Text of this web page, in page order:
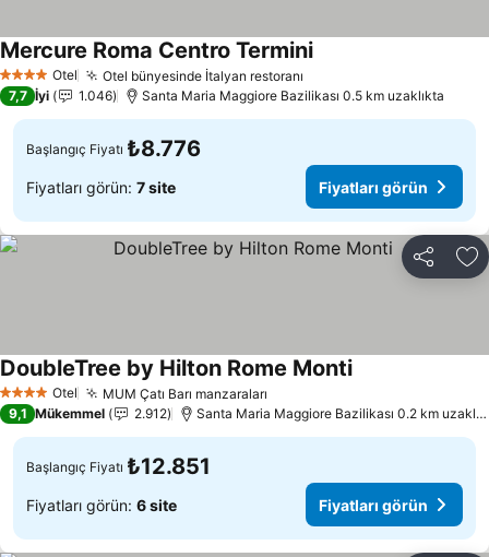
4 Yıldız Otel Otel bünyesinde İtalyan restoranı
Mercure Roma Centro TerminiFiyatları görün
7,7 İyi 1.046 Santa Maria Maggiore Bazilikası 0.5 km uzaklıkta
Başlangıç Fiyatı ₺8.776
Fiyatları görün: 7 site Fiyatları görün
Paylaş
4 Yıldız Otel MUM Çatı Barı manzaraları
DoubleTree by Hilton Rome MontiFiyatları görün
9,1 Mükemmel 2.912 Santa Maria Maggiore Bazilikası 0.2 km
Başlangıç Fiyatı ₺12.851
Fiyatları görün: 6 site Fiyatları görün